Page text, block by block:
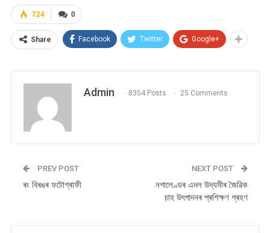
0
724
Share Facebook Twitter Google+
Admin 8354 Posts 25 Comments
PREV POST
ৰং বিৰঙৰ ফটোগ্ৰাফী
NEXT POST
নগালেণ্ডৰ এদল উদ্যমীৰ জৈৱিক
চাহ উৎপাদনৰ প্ৰশিক্ষণ গ্ৰহণ